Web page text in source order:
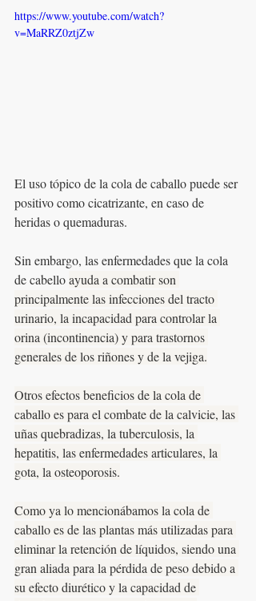
https://www.youtube.com/watch?
v=MaRRZ0ztjZw
El uso tópico de la cola de caballo puede ser
positivo como cicatrizante, en caso de
heridas o quemaduras.
Sin embargo, las enfermedades que la cola
de cabello ayuda a combatir son
principalmente las infecciones del tracto
urinario, la incapacidad para controlar la
orina (incontinencia) y para trastornos
generales de los riñones y de la vejiga.
Otros efectos beneficios de la cola de
caballo es para el combate de la calvicie, las
uñas quebradizas, la tuberculosis, la
hepatitis, las enfermedades articulares, la
gota, la osteoporosis.
Como ya lo mencionábamos la cola de
caballo es de las plantas más utilizadas para
eliminar la retención de líquidos, siendo una
gran aliada para la pérdida de peso debido a
su efecto diurético y la capacidad de